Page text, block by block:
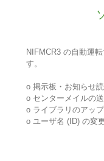
NIFMCR3 の自動運
す。
o 掲示板・お知らせ
o センターメイルの
o ライブラリのアッ
o ユーザ名 (ID) の変